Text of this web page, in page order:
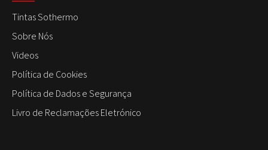
Tintas Sothermo
Sobre Nós
Videos
Política de Cookies
Política de Dados e Segurança
Livro de Reclamações Eletrónico